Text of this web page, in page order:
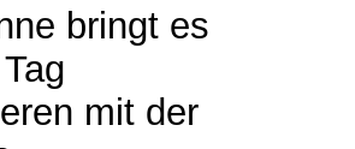
bringt es
mit der